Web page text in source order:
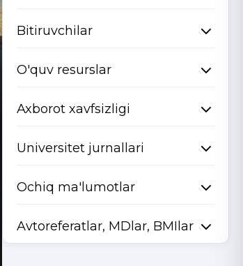
Bitiruvchilar
O'quv resurslar
Axborot xavfsizligi
Universitet jurnallari
Ochiq ma'lumotlar
Avtoreferatlar, MDlar, BMIlar